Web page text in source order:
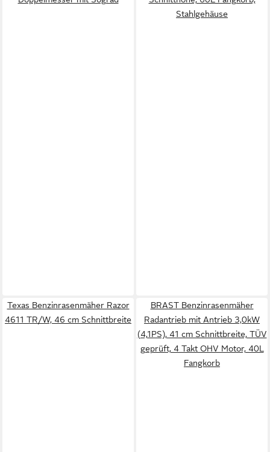
Stahlgehäuse
Texas Benzinrasenmäher Razor
4611 TR/W, 46 cm Schnittbreite
BRAST Benzinrasenmäher
Radantrieb mit Antrieb 3,0kW
(4,1PS), 41 cm Schnittbreite, TÜV
geprüft, 4 Takt OHV Motor, 40L
Fangkorb